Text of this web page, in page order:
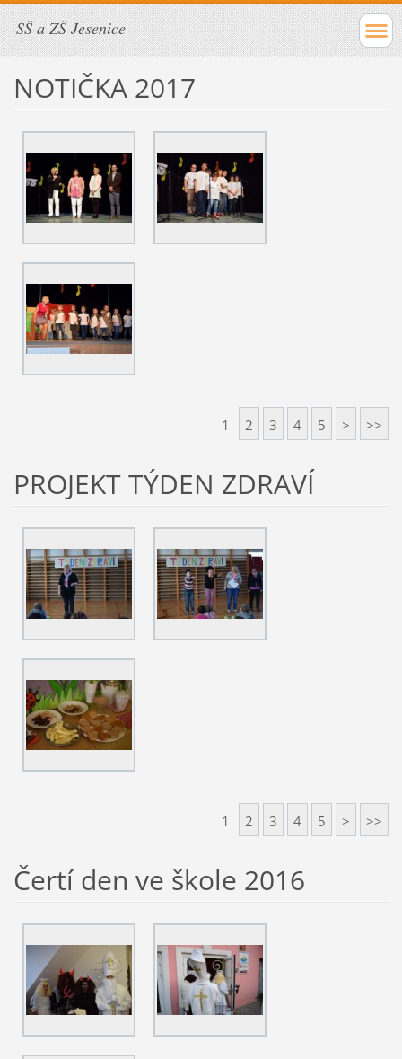
SŠ a ZŠ Jesenice
NOTIČKA 2017
1 2 3 4 5 > >>
PROJEKT TÝDEN ZDRAVÍ
1 2 3 4 5 > >>
Čertí den ve škole 2016